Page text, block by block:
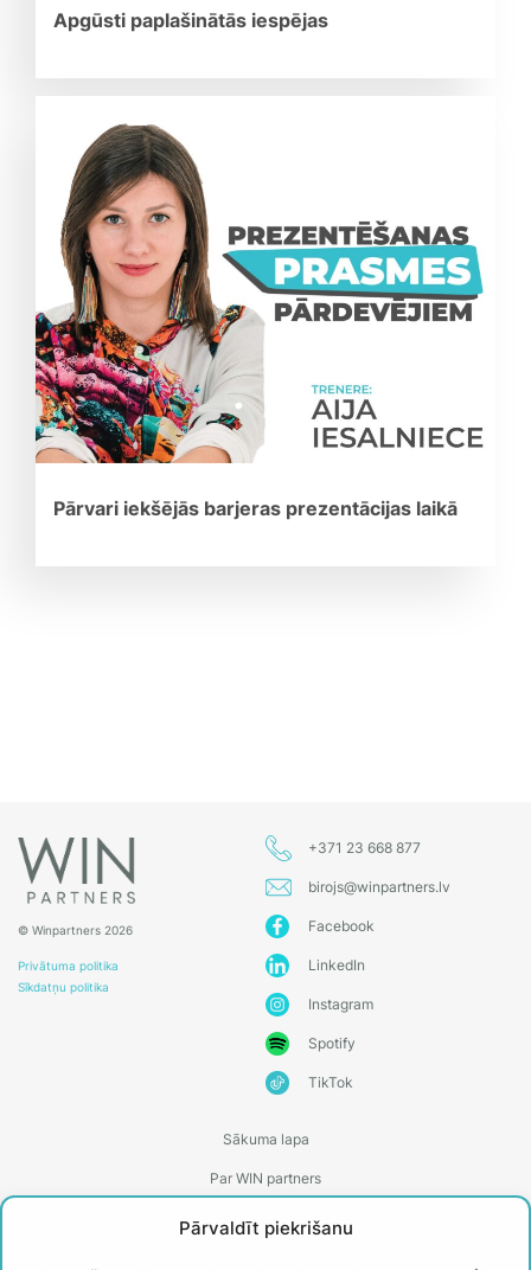
Pārvaldīt piekrišanu
Apgūsti paplašinātās iespējas
Pārvari iekšējās barjeras prezentācijas laikā
© Winpartners 2026
Privātuma politika
Sīkdatņu politika
+371 23 668 877
birojs@winpartners.lv
Facebook
LinkedIn
Instagram
Spotify
TikTok
Sākuma lapa
Par WIN partners
Treneri